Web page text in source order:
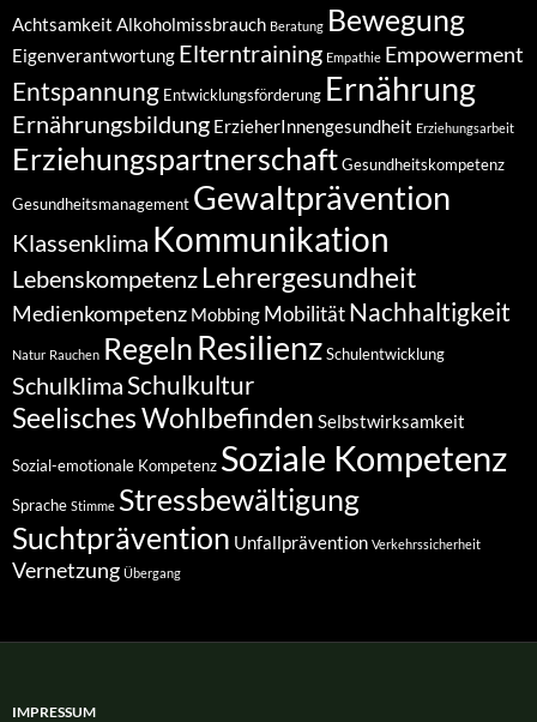
Achtsamkeit Alkoholmissbrauch Beratung Bewegung
Eigenverantwortung Elterntraining Empathie Empowerment
Entspannung Entwicklungsförderung Ernährung
Ernährungsbildung ErzieherInnengesundheit Erziehungsarbeit
ErziehungspartnerschaftGesundheitskompetenz
Gesundheitsmanagement Gewaltprävention
Klassenklima Kommunikation
Lebenskompetenz Lehrergesundheit
Medienkompetenz Mobbing MobilitätNachhaltigkeit
Natur Rauchen Regeln ResilienzSchulentwicklung
SchulklimaSchulkultur
Seelisches Wohlbefinden Selbstwirksamkeit
Sozial-emotionale Kompetenz Soziale Kompetenz
Sprache Stimme Stressbewältigung
Suchtprävention Unfallprävention Verkehrssicherheit
Vernetzung Übergang
IMPRESSUM